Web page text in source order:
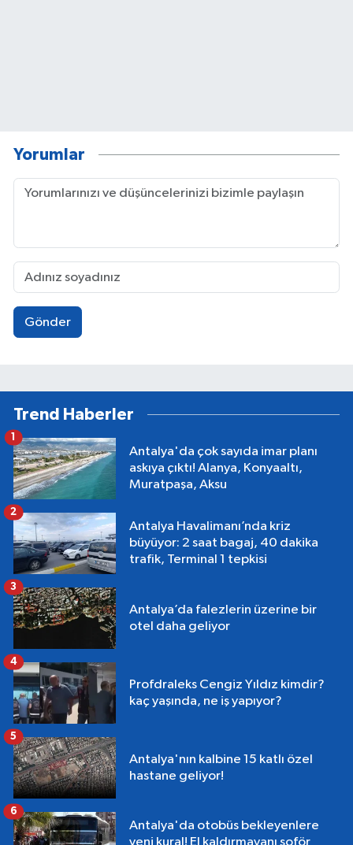
Yorumlar
Gönder
Trend Haberler
Antalya'da çok sayıda imar planı
askıya çıktı! Alanya, Konyaaltı,
Muratpaşa, Aksu
1
Antalya Havalimanı’nda kriz
büyüyor: 2 saat bagaj, 40 dakika
trafik, Terminal 1 tepkisi
2
Antalya’da falezlerin üzerine bir
otel daha geliyor
3
Profdraleks Cengiz Yıldız kimdir?
kaç yaşında, ne iş yapıyor?
4
Antalya'nın kalbine 15 katlı özel
hastane geliyor!
5
Antalya'da otobüs bekleyenlere
6